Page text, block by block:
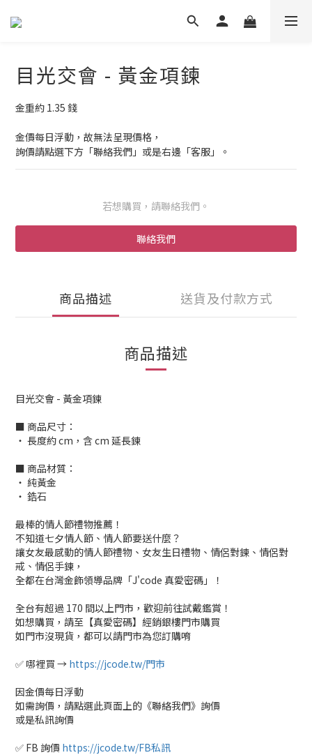
目光交會 - 黃金項鍊
金重約 1.35 錢
金價每日浮動，故無法呈現價格，
詢價請點選下方「聯絡我們」或是右邊「客服」。
若想購買，請聯絡我們。
聯絡我們
商品描述 送貨及付款方式
商品描述
目光交會 - 黃金項鍊
■ 商品尺寸：
‧ 長度約 cm，含 cm 延長鍊
■ 商品材質：
‧ 純黃金
‧ 鋯石
最棒的情人節禮物推薦！
不知道七夕情人節、情人節要送什麼？
讓女友最感動的情人節禮物、女友生日禮物、情侶對鍊、情侶對
戒、情侶手鍊，
全都在台灣金飾領導品牌「J'code 真愛密碼」！
全台有超過 170 間以上門市，歡迎前往試戴鑑賞！
如想購買，請至【真愛密碼】經銷銀樓門市購買
如門市沒現貨，都可以請門市為您訂購唷
✅ 哪裡買 → https://jcode.tw/門市
因金價每日浮動
如需詢價，請點選此頁面上的《聯絡我們》詢價
或是私訊詢價
✅ FB 詢價 https://jcode.tw/FB私訊